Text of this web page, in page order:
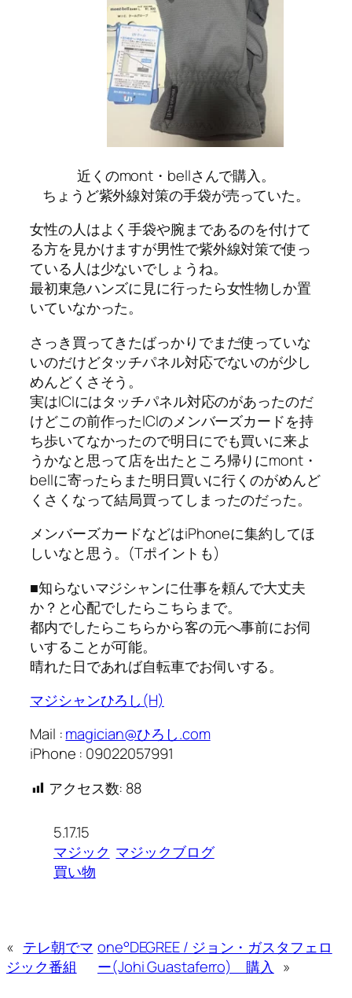
近くのmont・bellさんで購入。
ちょうど紫外線対策の手袋が売っていた。
女性の人はよく手袋や腕まであるのを付けて
る方を見かけますが男性で紫外線対策で使っ
ている人は少ないでしょうね。
最初東急ハンズに見に行ったら女性物しか置
いていなかった。
さっき買ってきたばっかりでまだ使っていな
いのだけどタッチパネル対応でないのが少し
めんどくさそう。
実はICIにはタッチパネル対応のがあったのだ
けどこの前作ったICIのメンバーズカードを持
ち歩いてなかったので明日にでも買いに来よ
うかなと思って店を出たところ帰りにmont・
bellに寄ったらまた明日買いに行くのがめんど
くさくなって結局買ってしまったのだった。
メンバーズカードなどはiPhoneに集約してほ
しいなと思う。(Tポイントも)
■知らないマジシャンに仕事を頼んで大丈夫
か？と心配でしたらこちらまで。
都内でしたらこちらから客の元へ事前にお伺
いすることが可能。
晴れた日であれば自転車でお伺いする。
マジシャンひろし(H)
Mail :magician@ひろし.com
iPhone : 09022057991
アクセス数: 88
5.17.15
マジック マジックブログ
買い物
« テレ朝でマ
ジック番組
one°DEGREE / ジョン・ガスタフェロ
ー(Johi Guastaferro) 購入 »